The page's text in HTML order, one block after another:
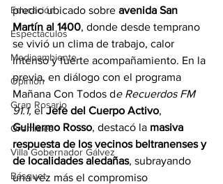
Educación
Espectáculos
Medioambiente
Opinión
Gran Rosario
Gremiales
Villa Gobernador Gálvez
Básquet
predio ubicado sobre avenida San
Martín al 1400, donde desde temprano
se vivió un clima de trabajo, calor
intenso y fuerte acompañamiento. En la
previa, en diálogo con el programa
Mañana Con Todos de Recuerdos FM
91.1, el Jefe del Cuerpo Activo,
Guillermo Rosso, destacó la masiva
respuesta de los vecinos beltranenses y
de localidades aledañas, subrayando
una vez más el compromiso